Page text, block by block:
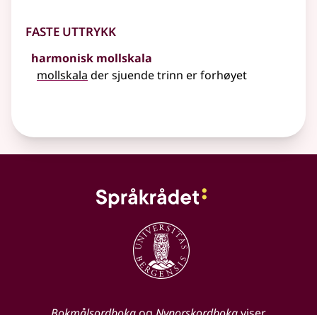
Faste uttrykk
harmonisk mollskala
mollskala der sjuende trinn er forhøyet